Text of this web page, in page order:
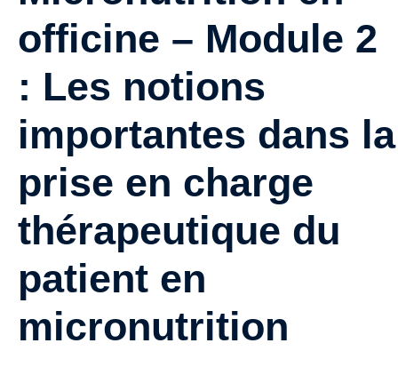
officine – Module 2
: Les notions
importantes dans la
prise en charge
thérapeutique du
patient en
micronutrition